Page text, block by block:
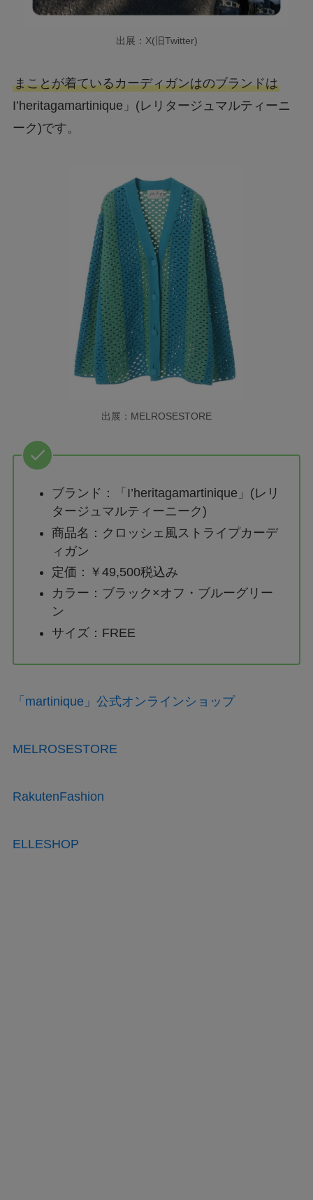
出展：X(旧Twitter)
まことが着ているカーディガンはのブランドは
I’heritagamartinique」(レリタージュマルティーニ
ーク)です。
出展：MELROSESTORE
ブランド：「I’heritagamartinique」(レリ
タージュマルティーニーク)
商品名：クロッシェ風ストライプカーデ
ィガン
定価：￥49,500税込み
カラー：ブラック×オフ・ブルーグリー
ン
サイズ：FREE
「martinique」公式オンラインショップ
MELROSESTORE
RakutenFashion
ELLESHOP